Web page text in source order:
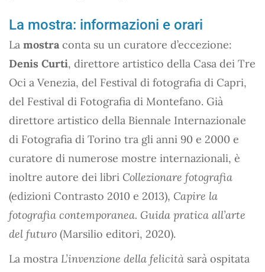
La mostra: informazioni e orari
La mostra conta su un curatore d’eccezione:
Denis Curti, direttore artistico della Casa dei Tre
Oci a Venezia, del Festival di fotografia di Capri,
del Festival di Fotografia di Montefano. Già
direttore artistico della Biennale Internazionale
di Fotografia di Torino tra gli anni 90 e 2000 e
curatore di numerose mostre internazionali, è
inoltre autore dei libri Collezionare fotografia
(edizioni Contrasto 2010 e 2013), Capire la
fotografia contemporanea. Guida pratica all’arte
del futuro (Marsilio editori, 2020).
La mostra L’invenzione della felicità sarà ospitata